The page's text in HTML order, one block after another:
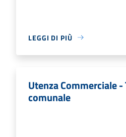
LEGGI DI PIÙ
Utenza Commerciale
comunale